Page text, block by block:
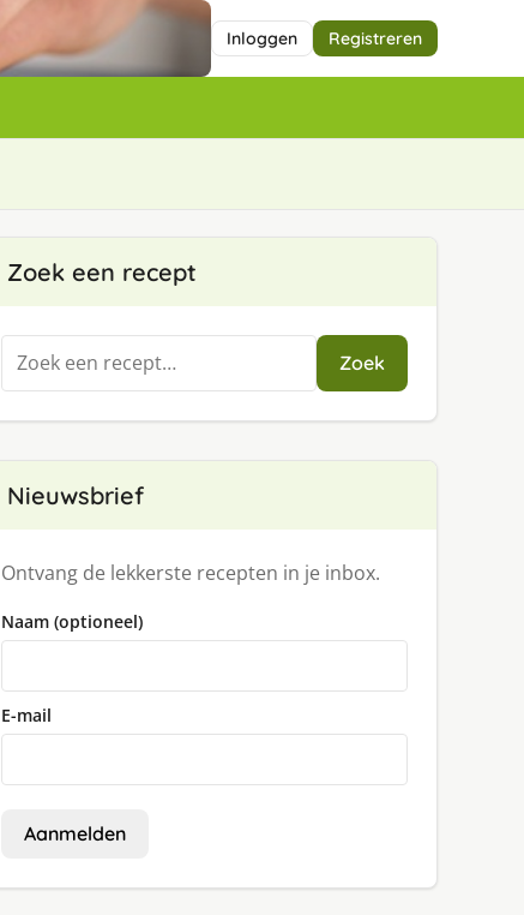
Inloggen Registreren
Zoek een recept
Zoeken
naar:
Zoek
Nieuwsbrief
Ontvang de lekkerste recepten in je inbox.
Naam (optioneel)
E-mail
Aanmelden